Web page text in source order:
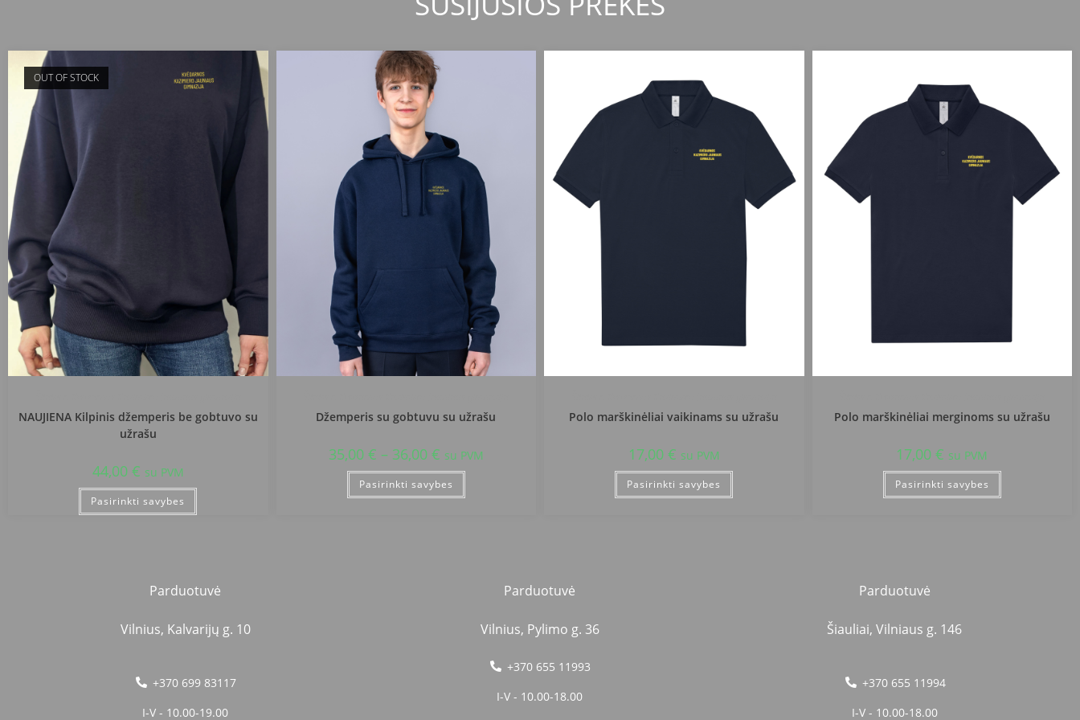
OUT OF STOCK
NAUJIENA Kilpinis džemperis be gobtuvo su
užrašu
44,00 € su PVM
Pasirinkti savybes
Džemperis su gobtuvu su užrašu
35,00 € – 36,00 € su PVM
Pasirinkti savybes
Polo marškinėliai vaikinams su užrašu
17,00 € su PVM
Pasirinkti savybes
Polo marškinėliai merginoms su užrašu
17,00€ su PVM
Pasirinkti savybes
Parduotuvė
Vilnius, Kalvarijų g. 10
+370 699 83117
I-V - 10.00-19.00
Parduotuvė
Vilnius, Pylimo g. 36
+370 655 11993
I-V - 10.00-18.00
Parduotuvė
Šiauliai, Vilniaus g. 146
+370 655 11994
I-V - 10.00-18.00